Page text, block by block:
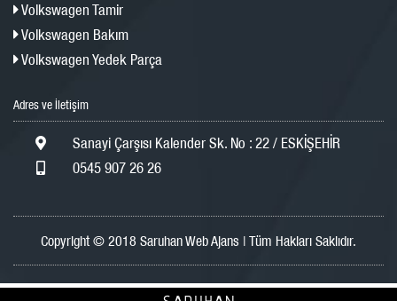
Volkswagen Tamir
Volkswagen Bakım
Volkswagen Yedek Parça
Adres ve İletişim
Sanayi Çarşısı Kalender Sk. No : 22 / ESKİŞEHİR
0545 907 26 26
Copyright © 2018 Saruhan Web Ajans | Tüm Hakları Saklıdır.